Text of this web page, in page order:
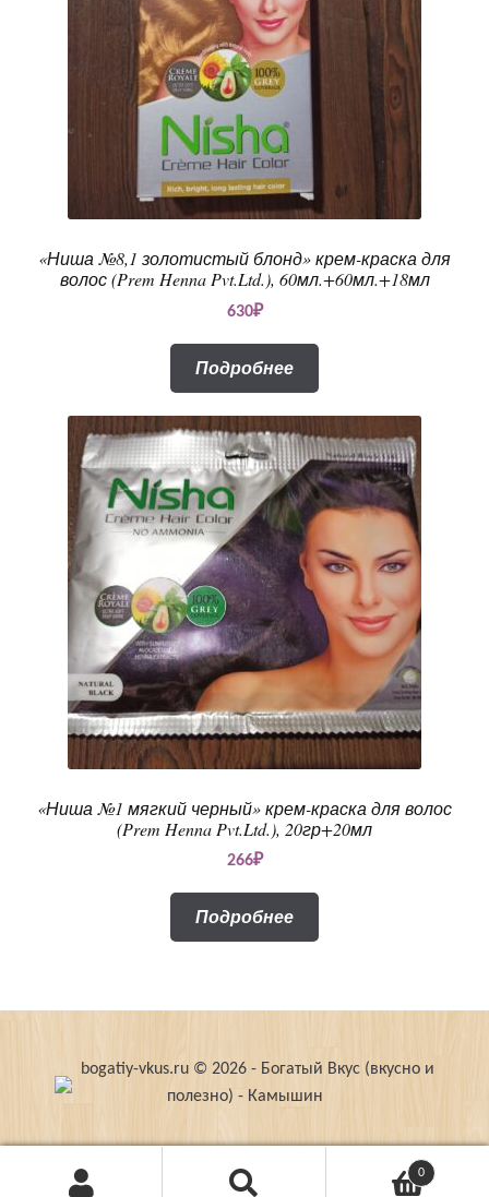
«Ниша №8,1 золотистый блонд» крем-краска для
волос (Prem Henna Pvt.Ltd.), 60мл.+60мл.+18мл
630₽
Подробнее
«Ниша №1 мягкий черный» крем-краска для волос
(Prem Henna Pvt.Ltd.), 20гр+20мл
266₽
Подробнее
bogatiy-vkus.ru © 2026 - Богатый Вкус (вкусно и
полезно) - Камышин
0